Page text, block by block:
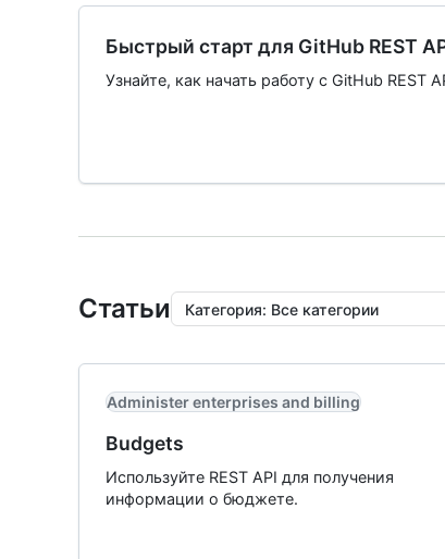
Быстрый старт для GitHub REST
Узнайте, как начать работу с GitHub REST
Статьи Категория: Все категории
Administer enterprises and billing
Budgets
Используйте REST API для получения
информации о бюджете.